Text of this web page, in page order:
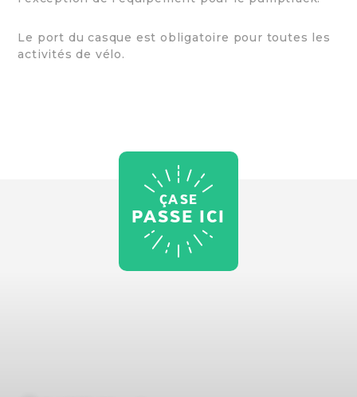
Le port du casque est obligatoire pour toutes les
activités de vélo.
ÇA SE
PASSE ICI